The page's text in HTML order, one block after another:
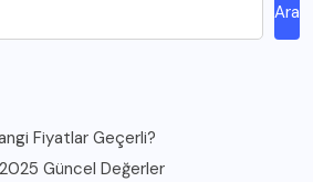
Ara
Fiyatlar Geçerli?
2025 Güncel Değerler